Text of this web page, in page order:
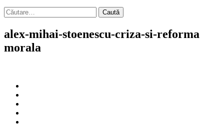
Caută
după:
alex-mihai-stoenescu-criza-si-reforma
morala